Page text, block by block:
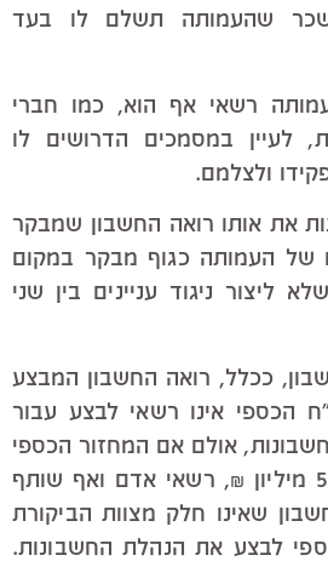
שהעמותה תשלם לו בעד
רשאי אף הוא, כמו חברי
לעיין במסמכים הדרושים לו
ולצלמם.
את אותו רואה החשבון שמבקר
של העמותה כגוף מבקר במקום
ליצור ניגוד עניינים בין שני
ככלל, רואה החשבון המבצע
הכספי אינו רשאי לבצע עבור
אולם אם המחזור הכספי
של העמותה הוא עד 5 מיליון ₪, רשאי אדם ואף שותף
שאינו חלק מצוות הביקורת
לבצע את הנהלת החשבונות.